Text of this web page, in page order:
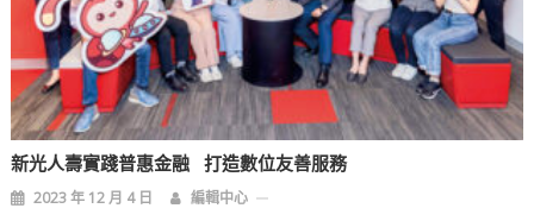
新光人壽實踐普惠金融 打造數位友善服務
2023 年 12 月 4 日 編輯中心